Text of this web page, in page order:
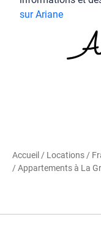
sur Ariane
Accueil / Locations /
/ Appartements à La